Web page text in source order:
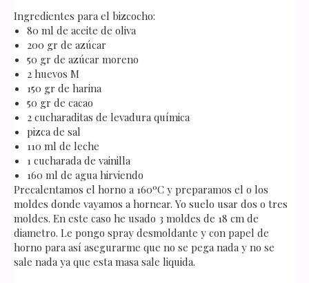
Ingredientes para el bizcocho:
80 ml de aceite de oliva
200 gr de azúcar
50 gr de azúcar moreno
2 huevos M
150 gr de harina
50 gr de cacao
2 cucharaditas de levadura química
pizca de sal
110 ml de leche
1 cucharada de vainilla
160 ml de agua hirviendo
Precalentamos el horno a 160ºC y preparamos el o los
moldes donde vayamos a hornear. Yo suelo usar dos o tres
moldes. En este caso he usado 3 moldes de 18 cm de
diametro. Le pongo spray desmoldante y con papel de
horno para así asegurarme que no se pega nada y no se
sale nada ya que esta masa sale liquida.